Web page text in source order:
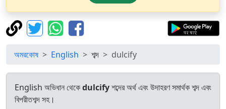
অমরকোষ English শব্দ dulcify
English অভিধান থেকেdulcifyশব্দের অর্থ এবং উদাহরণ সমার্থক শব্দ এবং
বিপরীতশব্দ সহ।